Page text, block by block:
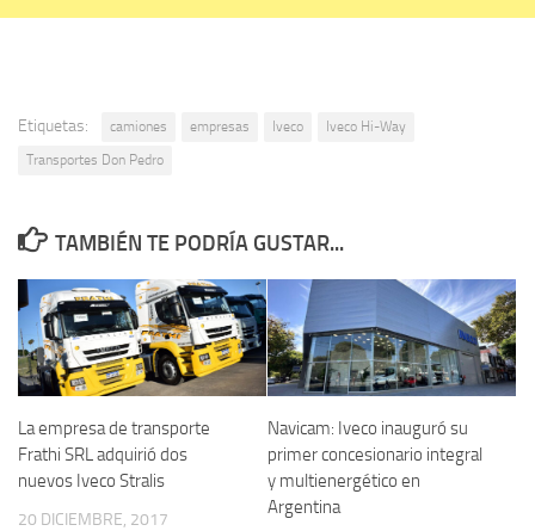
Etiquetas: camiones empresas Iveco
Iveco Hi-Way
Transportes Don Pedro
TAMBIÉN TE PODRÍA GUSTAR...
La empresa de transporte
Frathi SRL adquirió dos
nuevos Iveco Stralis
20 DICIEMBRE, 2017
Navicam: Iveco inauguró su
primer concesionario integral
y multienergético en
Argentina